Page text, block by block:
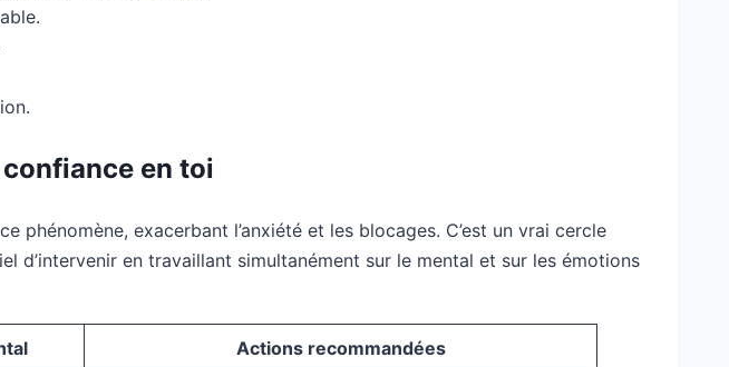
en toi
phénomène, exacerbant l’anxiété et les blocages. C’est un vrai cercle
d’intervenir en travaillant simultanément sur le mental et sur les émotions
Actions recommandées